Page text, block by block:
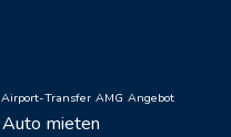
Airport-Transfer AMG Angebot
Auto mieten